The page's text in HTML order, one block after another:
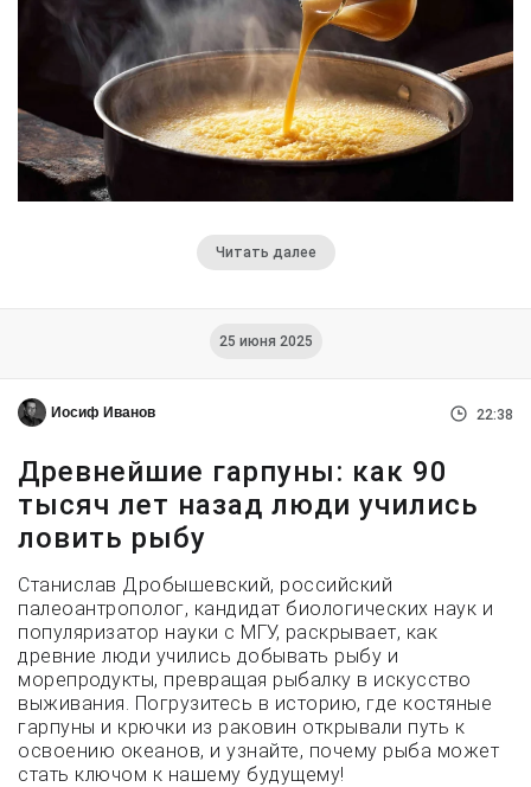
Читать далее
25 июня 2025
Иосиф Иванов 22:38
Древнейшие гарпуны: как 90
тысяч лет назад люди учились
ловить рыбу
Станислав Дробышевский, российский
палеоантрополог, кандидат биологических наук и
популяризатор науки с МГУ, раскрывает, как
древние люди учились добывать рыбу и
морепродукты, превращая рыбалку в искусство
выживания. Погрузитесь в историю, где костяные
гарпуны и крючки из раковин открывали путь к
освоению океанов, и узнайте, почему рыба может
стать ключом к нашему будущему!